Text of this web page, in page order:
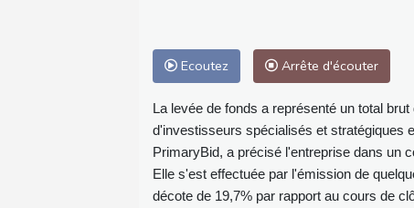
Ecoutez Arrête d'écouter
La levée de fonds a représenté un total
d'investisseurs spécialisés et stratégiques
PrimaryBid, a précisé l'entreprise dans un
Elle s'est effectuée par l'émission de
décote de 19,7% par rapport au cours de